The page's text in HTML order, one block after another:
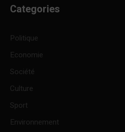
Categories
Politique
Economie
Société
Culture
Sport
Environnement